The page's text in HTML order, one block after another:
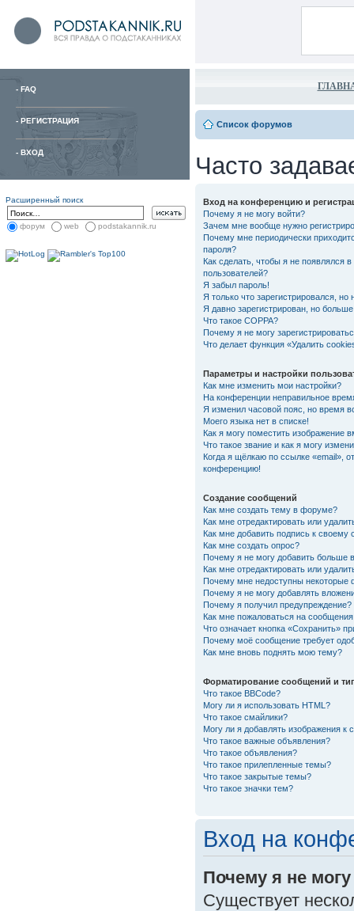
- FAQ
- РЕГИСТРАЦИЯ
- ВХОД
Расширенный поиск
форум web podstakannik.ru
Список форумов
Часто
Вход на конференцию и
Почему я не могу войти?
Зачем мне вообще нужно
Почему мне периодически
пароля?
Как сделать, чтобы я не появлялся
пользователей?
Я забыл пароль!
Я только что зарегистрировался, но
Я давно зарегистрирован, но
Что такое COPPA?
Почему я не могу
Что делает функция «Удалить
Параметры и настройки
Как мне изменить мои настройки?
На конференции неправильное
Я изменил часовой пояс, но время
Моего языка нет в списке!
Как я могу поместить изображение
Что такое звание и как я могу
Когда я щёлкаю по ссылке «email»,
конференцию!
Создание сообщений
Как мне создать тему в форуме?
Как мне отредактировать или
Как мне добавить подпись к своему
Как мне создать опрос?
Почему я не могу добавить больше
Как мне отредактировать или
Почему мне недоступны некоторые
Почему я не могу добавлять
Почему я получил предупреждение?
Как мне пожаловаться на
Что означает кнопка «Сохранить»
Почему моё сообщение требует
Как мне вновь поднять мою тему?
Форматирование сообщений и
Что такое BBCode?
Могу ли я использовать HTML?
Что такое смайлики?
Могу ли я добавлять изображения к
Что такое важные объявления?
Что такое объявления?
Что такое прилепленные темы?
Что такое закрытые темы?
Что такое значки тем?
Вход на
Почему я не
Существует